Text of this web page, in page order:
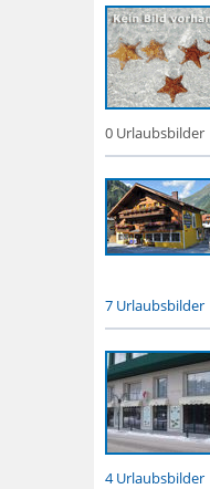
0 Urlaubsbilder
7 Urlaubsbilder
4 Urlaubsbilder